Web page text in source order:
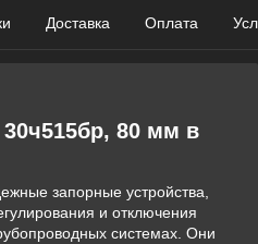
Доставка Оплата
80 мм в
запорные устройства,
и отключения
системах. Они